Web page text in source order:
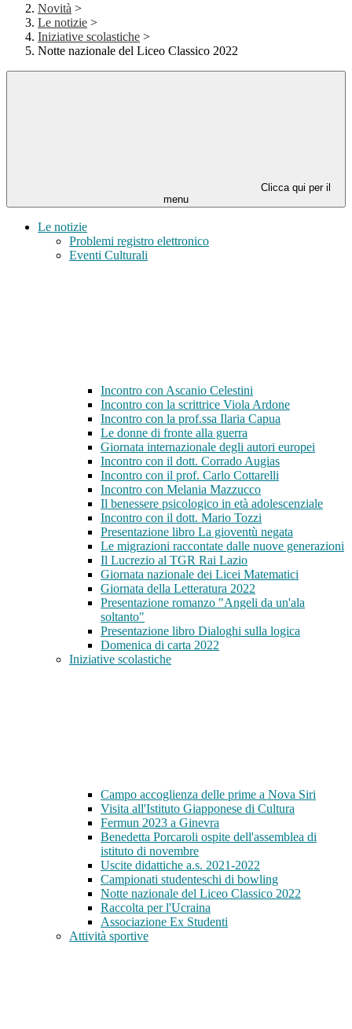
Novità >
Le notizie >
Iniziative scolastiche >
Notte nazionale del Liceo Classico 2022
Clicca qui per il
menu
Le notizie
Problemi registro elettronico
Eventi Culturali
Incontro con Ascanio Celestini
Incontro con la scrittrice Viola Ardone
Incontro con la prof.ssa Ilaria Capua
Le donne di fronte alla guerra
Giornata internazionale degli autori europei
Incontro con il dott. Corrado Augias
Incontro con il prof. Carlo Cottarelli
Incontro con Melania Mazzucco
Il benessere psicologico in età adolescenziale
Incontro con il dott. Mario Tozzi
Presentazione libro La gioventù negata
Le migrazioni raccontate dalle nuove generazioni
Il Lucrezio al TGR Rai Lazio
Giornata nazionale dei Licei Matematici
Giornata della Letteratura 2022
Presentazione romanzo "Angeli da un'ala
soltanto"
Presentazione libro Dialoghi sulla logica
Domenica di carta 2022
Iniziative scolastiche
Campo accoglienza delle prime a Nova Siri
Visita all'Istituto Giapponese di Cultura
Fermun 2023 a Ginevra
Benedetta Porcaroli ospite dell'assemblea di
istituto di novembre
Uscite didattiche a.s. 2021-2022
Campionati studenteschi di bowling
Notte nazionale del Liceo Classico 2022
Raccolta per l'Ucraina
Associazione Ex Studenti
Attività sportive